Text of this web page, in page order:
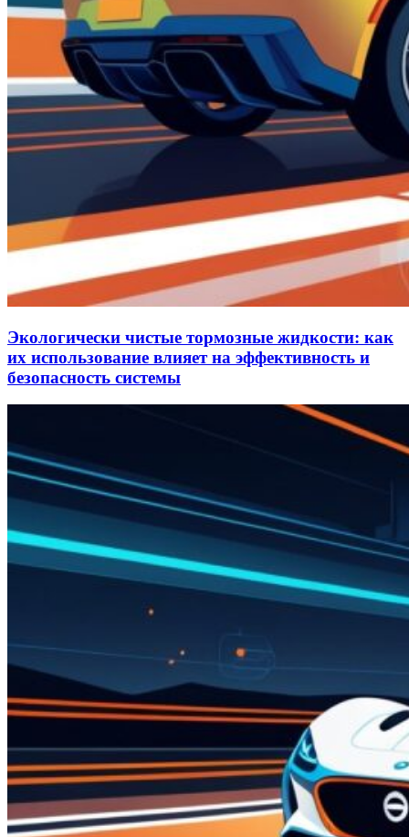
Экологически чистые тормозные жидкости: как
их использование влияет на эффективность и
безопасность системы